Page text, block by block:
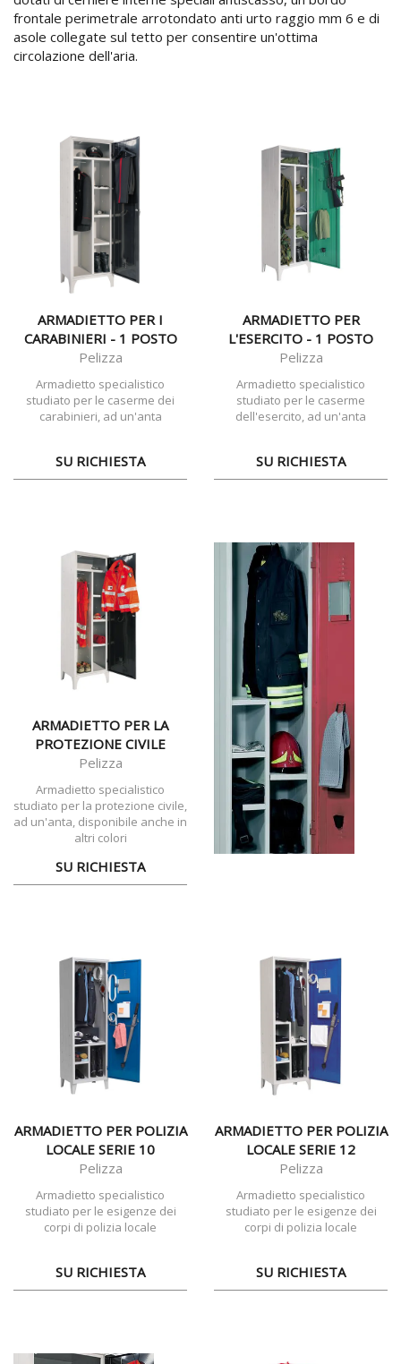
frontale perimetrale arrotondato anti urto raggio mm 6 e di
asole collegate sul tetto per consentire un'ottima
circolazione dell'aria.
ARMADIETTO PER I
CARABINIERI - 1 POSTO
Pelizza
Armadietto specialistico
studiato per le caserme dei
carabinieri, ad un'anta
SU RICHIESTA
ARMADIETTO PER
L'ESERCITO - 1 POSTO
Pelizza
Armadietto specialistico
studiato per le caserme
dell'esercito, ad un'anta
SU RICHIESTA
ARMADIETTO PER LA
PROTEZIONE CIVILE
Pelizza
Armadietto specialistico
studiato per la protezione civile,
ad un'anta, disponibile anche in
altri colori
SU RICHIESTA
ARMADIETTO PER POLIZIA
LOCALE SERIE 10
Pelizza
Armadietto specialistico
studiato per le esigenze dei
corpi di polizia locale
SU RICHIESTA
ARMADIETTO PER POLIZIA
LOCALE SERIE 12
Pelizza
Armadietto specialistico
studiato per le esigenze dei
corpi di polizia locale
SU RICHIESTA